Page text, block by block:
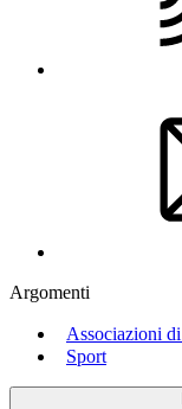
Argomenti
Associazioni
Sport